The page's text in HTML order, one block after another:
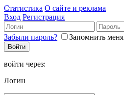
Статистика О сайте и реклама
Вход Регистрация
Забыли пароль? Запомнить меня
войти через:
Логин